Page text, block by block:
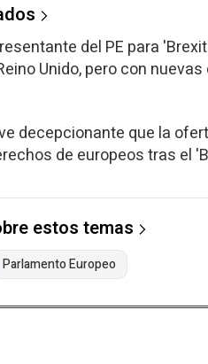
del PE para
Unido, pero con
decepcionante que la
de europeos tras el
estos temas
Parlamento Europeo